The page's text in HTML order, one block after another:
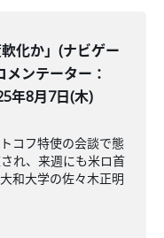
軟化か」(ナビゲー
ンテーター：
年8月7日(木)
コフ特使の会談で態
れ、来週にも米ロ首
和大学の佐々木正明